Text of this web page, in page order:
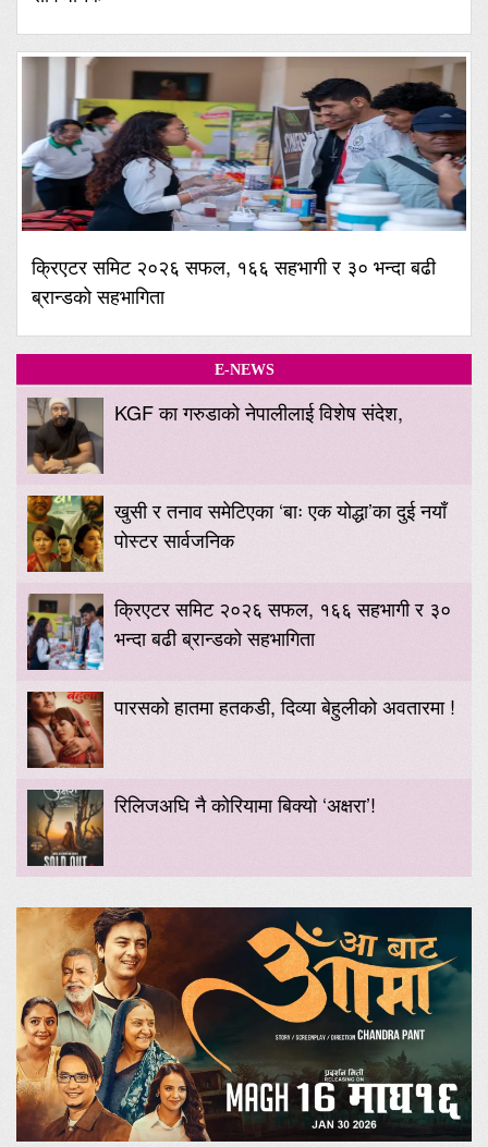
क्रिएटर समिट २०२६ सफल, १६६ सहभागी र ३० भन्दा बढी
ब्रान्डको सहभागिता
E-NEWS
KGF का गरुडाको नेपालीलाई विशेष संदेश,
खुसी र तनाव समेटिएका ‘बाः एक योद्धा’का दुई नयाँ
पोस्टर सार्वजनिक
क्रिएटर समिट २०२६ सफल, १६६ सहभागी र ३०
भन्दा बढी ब्रान्डको सहभागिता
पारसको हातमा हतकडी, दिव्या बेहुलीको अवतारमा !
रिलिजअघि नै कोरियामा बिक्यो ‘अक्षरा’!